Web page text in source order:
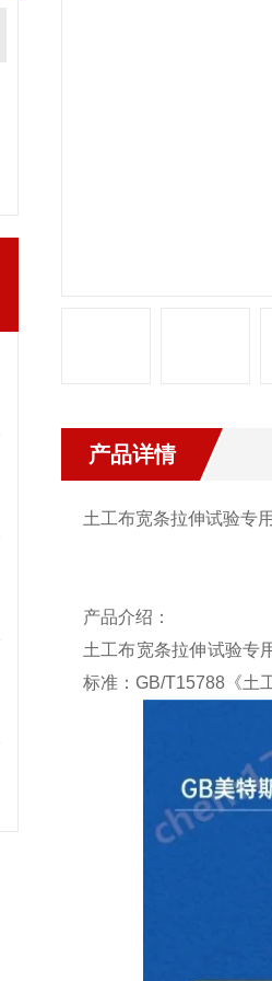
产品详情
土工布宽条拉伸试验专
产品介绍：
土工布宽条拉伸试验专
标准：GB/T15788《土